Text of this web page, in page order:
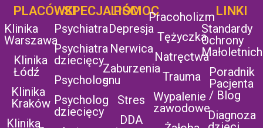
PLACÓWKI
Klinika
Warszawa
Klinika
Łódź
Klinika
Kraków
Klinika
SPECJALIŚCI
Psychiatra
Psychiatra
dziecięcy
Psycholog
Psycholog
dziecięcy
POMOC
Depresja
Nerwica
Zaburzenia
snu
Stres
DDA
POMOC
Pracoholizm
Tężyczka
Natręctwa
Trauma
Wypalenie
zawodowe
LINKI
Standardy
Ochrony
Małoletnich
Poradnik
Pacjenta
/ Blog
Diagnoza